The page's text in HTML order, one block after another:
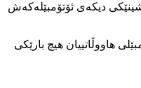
دیکەی ئۆتۆمبێلەکەش
هاووڵاتییان هیچ بارێکی